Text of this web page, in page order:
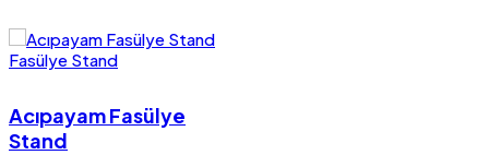
Fasülye Stand
Acıpayam Fasülye
Stand